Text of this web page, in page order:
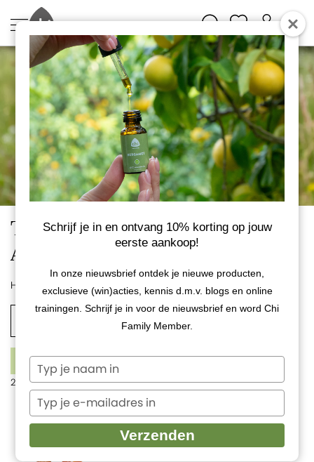
Top 15 verdampingsoliën -
Aardend
Home Etherische oliën Top 15 verdampingsoliën
Roomsprays
FILTERS
2 producten
Back to Earth mix olie
44 reviews
Actie: nu met gratis Aromastone Wood
Schrijf je in en ontvang 10% korting op jouw
eerste aankoop!
In onze nieuwsbrief ontdek je nieuwe producten,
exclusieve (win)acties, kennis d.m.v. blogs en online
trainingen. Schrijf je in voor de nieuwsbrief en word Chi
Family Member.
Typ
je
naam
Typ
je
e-
mailadres
Verzenden